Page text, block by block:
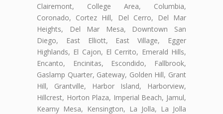
Clairemont, College Area, Columbia,
Coronado, Cortez Hill, Del Cerro, Del Mar
Heights, Del Mar Mesa, Downtown San
Diego, East Elliott, East Village, Egger
Highlands, El Cajon, El Cerrito, Emerald Hills,
Encanto, Encinitas, Escondido, Fallbrook,
Gaslamp Quarter, Gateway, Golden Hill, Grant
Hill, Grantville, Harbor Island, Harborview,
Hillcrest, Horton Plaza, Imperial Beach, Jamul,
Kearny Mesa, Kensington, La Jolla, La Jolla